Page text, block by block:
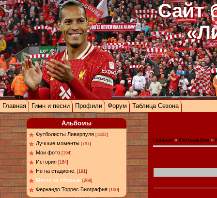
Сайт
Главная Гимн и песни Профили Форум Таблица Сезона
Альбомы
Футболисты Ливерпуля [1802]
Лучшие моменты [797]
Мои фото [194]
История [164]
Не на стадионе. [191]
Матчи за сборные [269]
Фернандо Торрес Биография [100]
Главная » Фотоальбом »